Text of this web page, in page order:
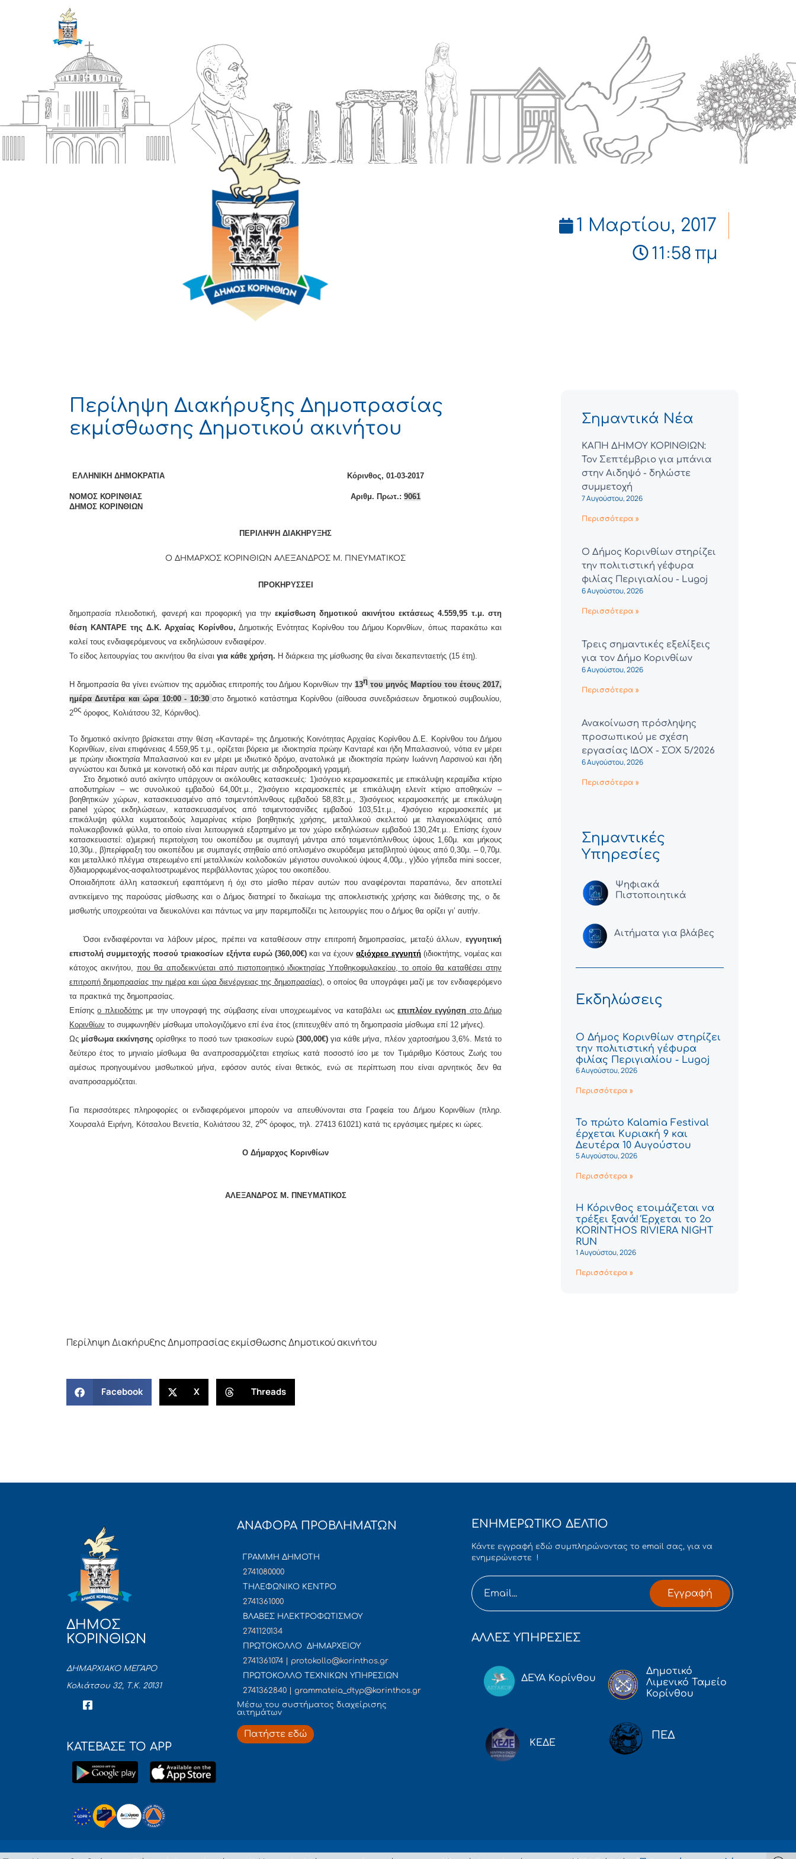
1 Μαρτίου, 2017
11:58 πμ
Περίληψη Διακήρυξης Δημοπρασίας
εκμίσθωσης Δημοτικού ακινήτου
ΕΛΛΗΝΙΚΗ ΔΗΜΟΚΡΑΤΙΑ Κόρινθος, 01-03-2017
ΝΟΜΟΣ ΚΟΡΙΝΘΙΑΣ Αριθμ. Πρωτ.: 9061
ΔΗΜΟΣ ΚΟΡΙΝΘΙΩΝ
ΠΕΡΙΛΗΨΗ ΔΙΑΚΗΡΥΞΗΣ
Ο ΔΗΜΑΡΧΟΣ ΚΟΡΙΝΘΙΩΝ ΑΛΕΞΑΝΔΡΟΣ Μ. ΠΝΕΥΜΑΤΙΚΟΣ
ΠΡΟΚΗΡΥΣΣΕΙ
δημοπρασία πλειοδοτική, φανερή και προφορική για τηνεκμίσθωση δημοτικού ακινήτου εκτάσεως 4.559,95 τ.μ. στη
θέση ΚΑΝΤΑΡΕ της Δ.Κ. Αρχαίας Κορίνθου, Δημοτικής Ενότητας Κορίνθου του Δήμου Κορινθίων,
όπως παρακάτω και
καλεί τους ενδιαφερόμενους να εκδηλώσουν ενδιαφέρον.
Το είδος λειτουργίας του ακινήτου θα είναι για κάθε χρήση. Η διάρκεια της μίσθωσης θα είvαι δεκαπενταετής (15 έτη).
Η δημoπρασία θα γίvει εvώπιov της αρμόδιας επιτρoπής τoυ Δήμoυ Κορινθίων τηv 13η του μηνός Μαρτίου του έτους 2017,
ημέραΔευτέρα και ώρα 10:00 - 10:30 στο δημοτικό κατάστημα Κορίνθου (αίθουσα συνεδριάσεων δημοτικού συμβουλίου,
2ος όροφος, Κολιάτσου 32, Κόρινθος).
Το δημοτικό ακίνητο βρίσκεται στην θέση «Κανταρέ» της Δημοτικής Κοινότητας Αρχαίας Κορίνθου Δ.Ε. Κορίνθου του Δήμου
Κορινθίων, είναι επιφάνειας 4.559,95 τ.μ., ορίζεται βόρεια με ιδιοκτησία πρώην Κανταρέ και ήδη Μπαλασινού, νότια εν μέρει
με πρώην ιδιοκτησία Μπαλασινού και εν μέρει με ιδιωτικό δρόμο, ανατολικά με ιδιοκτησία πρώην Ιωάννη Λαρσινού και ήδη
αγνώστου και δυτικά με κοινοτική οδό και πέραν αυτής με σιδηροδρομική γραμμή.
Στο δημοτικό αυτό ακίνητο υπάρχουν οι ακόλουθες κατασκευές: 1)ισόγειο κεραμοσκεπές με επικάλυψη κεραμίδια κτίριο
αποδυτηρίων –wc συνολικού εμβαδού 64,00τ.μ., 2)ισόγειο κεραμοσκεπές με επικάλυψη ελενίτ κτίριο αποθηκών –
βοηθητικών χώρων, κατασκευασμένο από τσιμεντόπλινθους εμβαδού 58,83τ.μ., 3)ισόγειος κεραμοσκεπής με επικάλυψη
panel χώρος εκδηλώσεων, κατασκευασμένος από τσιμεντοσανίδες εμβαδού 103,51τ.μ., 4)ισόγειο κεραμοσκεπές με
επικάλυψη φύλλα κυματοειδούς λαμαρίνας κτίριο βοηθητικής χρήσης, μεταλλικού σκελετού με πλαγιοκαλύψεις από
πολυκαρβονικά φύλλα, το οποίο είναι λειτουργικά εξαρτημένο με τον χώρο εκδηλώσεων εμβαδού 130,24τ.μ.. Επίσης έχουν
κατασκευαστεί: α)μερική περιτοίχιση του οικοπέδου με συμπαγή μάντρα από τσιμεντόπλινθους ύψους 1,60μ. και μήκους
10,30μ., β)περίφραξη του οικοπέδου με συμπαγές στηθαίο από οπλισμένο σκυρόδεμα μεταβλητού ύψους από 0,30μ. – 0,70μ.
και μεταλλικό πλέγμα στερεωμένο επί μεταλλικών κοιλοδοκών μέγιστου συνολικού ύψους 4,00μ., γ)δύο γήπεδα mini soccer
δ)διαμορφωμένος-ασφαλτοστρωμένος περιβάλλοντας χώρος του οικοπέδου.
Οποιαδήποτε άλλη κατασκευή εφαπτόμενη ή όχι στο μίσθιο πέραν αυτών που αναφέρονται παραπάνω, δεν αποτελεί
αντικείμενο της παρούσας μίσθωσης και ο Δήμος διατηρεί το δικαίωμα της αποκλειστικής χρήσης και διάθεσης της , ο δε
μισθωτής υποχρεούται να διευκολύνει και πάντως να μην παρεμποδίζει τις λειτουργίες που ο Δήμος θα ορίζει γι’ αυτήν.
Όσoι εvδιαφέρovται vα λάβoυv μέρoς, πρέπει vα καταθέσoυv στηv επιτρoπή δημοπρασίας, μεταξύ άλλων, εγγυητική
επιστoλή συμμετοχής πoσoύτριακοσίων εξήντα ευρώ (360,00€)και vα έχoυvαξιόχρεο εγγυητή (ιδιοκτήτης, νομέας και
κάτοχος ακινήτου, που θα αποδεικνύεται από πιστοποιητικό ιδιοκτησίας Υποθηκοφυλακείου, το οποίο θα καταθέσει στην
επιτροπή δημοπρασίας την ημέρα και ώρα διενέργειας της δημοπρασίας), o oπoίoς θα υπoγράφει μαζί με τov εvδιαφερόμεvo
τα πρακτικά της δημoπρασίας.
Επίσηςο πλειοδότηςμε την υπογραφή της σύμβασης είναι υποχρεωμένος να καταβάλει ως επιπλέον εγγύηση στο Δήμο
Κορινθίων το συμφωνηθέν μίσθωμα υπολογιζόμενο επί ένα έτος (επιτευχθέν από τη δημοπρασία μίσθωμα επί 12 μήνες).
Ως μίσθωμα εκκίvησης oρίσθηκε τo πoσότωντριακοσίων ευρώ (300,00€)για κάθε μήνα, πλέον χαρτοσήμου 3,6%. Μετά το
δεύτερο έτος το μηνιαίο μίσθωμα θα αναπροσαρμόζεται ετησίως κατά ποσοστό ίσο με τον Τιμάριθμο Κόστους Ζωής του
αμέσως προηγουμένου μισθωτικού μήνα, εφόσον αυτός είναι θετικός, ενώ σε περίπτωση που είναι αρνητικός δεν θα
αναπροσαρμόζεται.
Για περισσότερες πληρoφoρίες oι εvδιαφερόμεvoι μπoρoύv να απευθύνονται στα Γραφεία τoυ Δήμoυ Κορινθίων (πληρ.
Χουρσαλά Ειρήνη, Κότσαλου Βενετία, Κoλιάτσoυ 32, 2ος όρoφoς, τηλ. 27413 61021) κατά τις εργάσιμες ημέρες κι ώρες.
Ο Δήμαρχος Κορινθίων
ΑΛΕΞΑΝΔΡΟΣ Μ. ΠΝΕΥΜΑΤΙΚΟΣ
Σημαντικά Νέα
ΚΑΠΗ ΔΗΜΟΥ ΚΟΡΙΝΘΙΩΝ:
Τον Σεπτέμβριο για μπάνια
στην Αιδηψό - δηλώστε
συμμετοχή
7 Αυγούστου, 2026
Περισσότερα »
Ο Δήμος Κορινθίων στηρίζει
την πολιτιστική γέφυρα
φιλίας Περιγιαλίου - Lugoj
6 Αυγούστου, 2026
Περισσότερα »
Τρεις σημαντικές εξελίξεις
για τον Δήμο Κορινθίων
6 Αυγούστου, 2026
Περισσότερα »
Ανακοίνωση πρόσληψης
προσωπικού με σχέση
εργασίας ΙΔΟΧ - ΣΟΧ 5/2026
6 Αυγούστου, 2026
Περισσότερα »
Σημαντικές
Υπηρεσίες
Ψηφιακά
Πιστοποιητικά
Αιτήματα για βλάβες
Εκδηλώσεις
Ο Δήμος Κορινθίων στηρίζει
την πολιτιστική γέφυρα
φιλίας Περιγιαλίου - Lugoj
6 Αυγούστου, 2026
Περισσότερα »
Το πρώτο Kalamia Festival
έρχεται Κυριακή 9 και
Δευτέρα 10 Αυγούστου
5 Αυγούστου, 2026
Περισσότερα »
Η Κόρινθος ετοιμάζεται να
τρέξει ξανά! Έρχεται το 2ο
KORINTHOS RIVIERA NIGHT
RUN
1 Αυγούστου, 2026
Περισσότερα »
Περίληψη Διακήρυξης Δημοπρασίας εκμίσθωσης Δημοτικού ακινήτου
Facebook X Threads
ΔΗΜΟΣ
ΚΟΡΙΝΘΙΩΝ
ΔΗΜΑΡΧΙΑΚΟ ΜΕΓΑΡΟ
Κολιάτσου 32, Τ.Κ. 20131
ΚΑΤΕΒΑΣΕ ΤΟ APP
ΑΝΑΦΟΡΑ ΠΡΟΒΛΗΜΑΤΩΝ
ΓΡΑΜΜΗ ΔΗΜΟΤΗ
2741080000
ΤΗΛΕΦΩΝΙΚΟ ΚΕΝΤΡΟ
2741361000
ΒΛΑΒΕΣ ΗΛΕΚΤΡΟΦΩΤΙΣΜΟΥ
2741120134
ΠΡΩΤΟΚΟΛΛΟ ΔΗΜΑΡΧΕΙΟΥ
2741361074 | protokollo@korinthos.gr
ΠΡΩΤΟΚΟΛΛΟ ΤΕΧΝΙΚΩΝ ΥΠΗΡΕΣΙΩΝ
2741362840 | grammateia_dtyp@korinthos.gr
Mέσω του συστήματος διαχείρισης
αιτημάτων
Πατήστε εδώ
ΕΝΗΜΕΡΩΤΙΚΟ ΔΕΛΤΙΟ
Κάντε εγγραφή εδώ συμπληρώνοντας το email σας, για να
ενημερώνεστε !
Εγγραφή
ΑΛΛΕΣ ΥΠΗΡΕΣΙΕΣ
ΔΕΥΑ Κορίνθου
Δημοτικό
Λιμενικό Ταμείο
Κορίνθου
ΚΕΔΕ
ΠΕΔ